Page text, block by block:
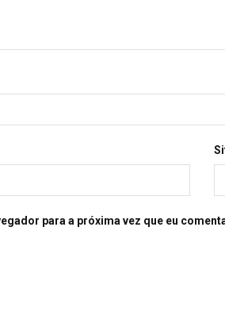
para a próxima vez que eu